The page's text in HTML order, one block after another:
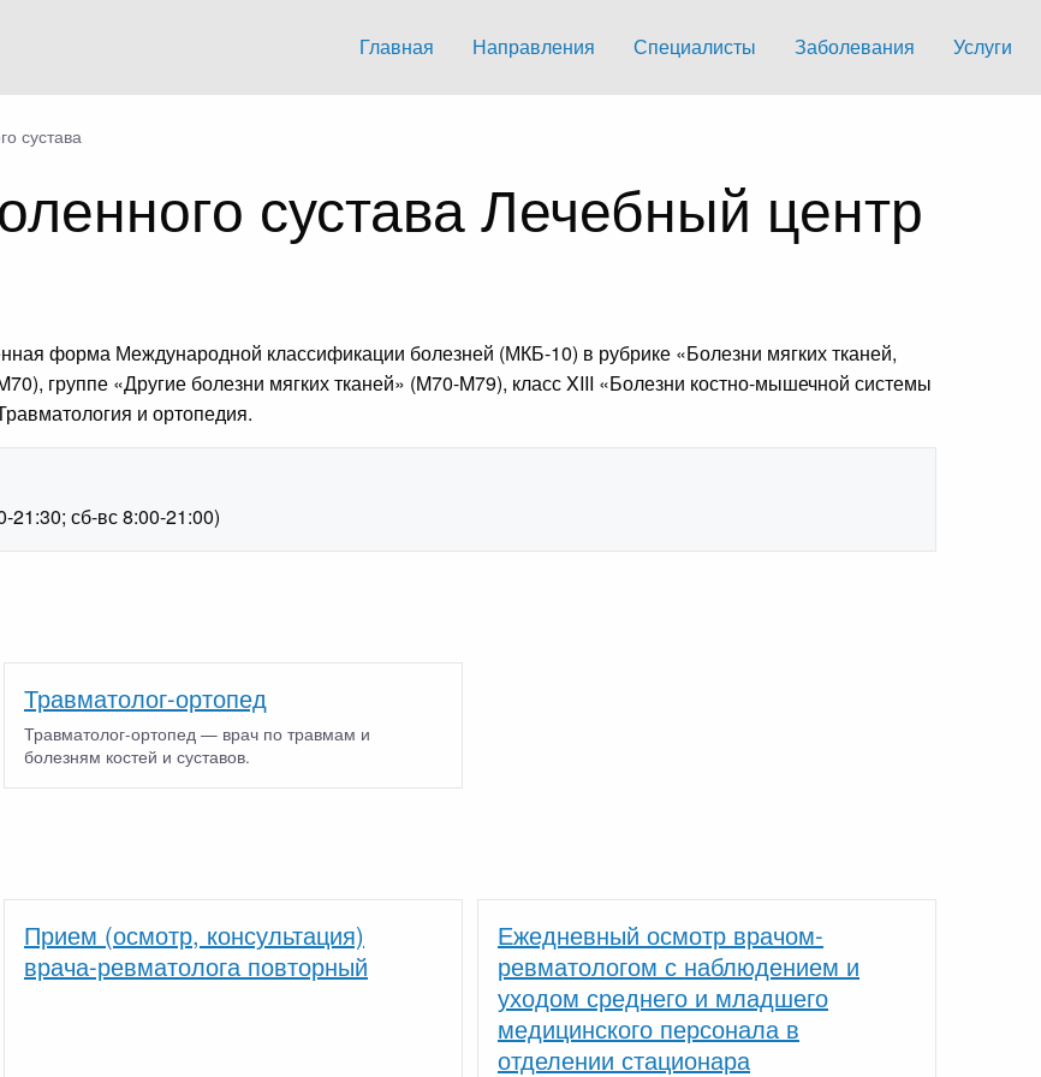
Главная Направления Специалисты Заболевания Услуги
сустава
сустава Лечебный центр
форма Международной классификации болезней (МКБ-10) в рубрике «Болезни мягких тканей,
группе «Другие болезни мягких тканей» (M70-M79), класс XIII «Болезни костно-мышечной системы
и ортопедия.
сб-вс 8:00-21:00)
Травматолог-ортопед
Травматолог-ортопед — врач по травмам и
болезням костей и суставов.
Прием (осмотр, консультация)
врача-ревматолога повторный
Ежедневный осмотр врачом-
ревматологом с наблюдением и
уходом среднего и младшего
медицинского персонала в
отделении стационара